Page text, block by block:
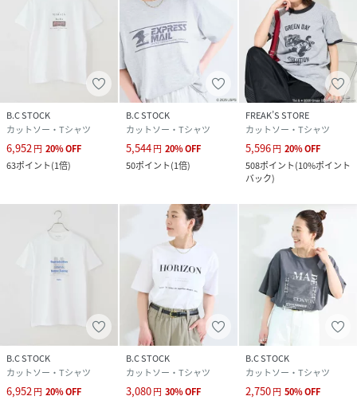
B.C STOCK
カットソー・Tシャツ
6,952円 20%OFF
63ポイント(1倍)
B.C STOCK
カットソー・Tシャツ
5,544円 20%OFF
50ポイント(1倍)
FREAK’S STORE
カットソー・Tシャツ
5,596円 20%OFF
508ポイント(10%ポイント
バック)
B.C STOCK
カットソー・Tシャツ
6,952 円 20%OFF
B.C STOCK
カットソー・Tシャツ
3,080円 30%OFF
B.C STOCK
カットソー・Tシャツ
2,750円 50%OFF